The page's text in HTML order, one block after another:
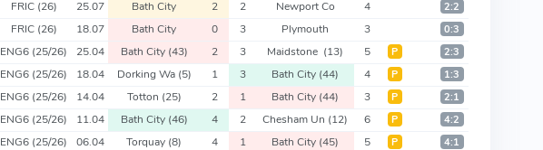
FRIC (26) 25.07 Bath City 2 2 Newport Co 4 2:2
FRIC (26) 18.07 Bath City 0 3 Plymouth 3 0:3
ENG6 (25/26) 25.04 Bath City (43) 2 3 Maidstone (13) 5 Р 2:3
ENG6 (25/26) 18.04 Dorking Wa (5) 1 3 Bath City (44) 4 Р 1:3
ENG6 (25/26) 14.04 Totton (25) 2 1 Bath City (44) 3 Р 2:1
ENG6 (25/26) 11.04 Bath City (46) 4 2 Chesham Un (12) 6 Р 4:2
ENG6 (25/26) 06.04 Torquay (8) 4 1 Bath City (45) 5 Р 4:1